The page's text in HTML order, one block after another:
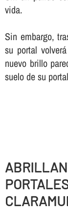
vida.
Sin embargo,
su portal
nuevo brillo
suelo de su